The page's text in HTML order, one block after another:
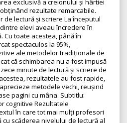
exclusivă a creionului și hârtiei
rezultate remarcabile.
de lectură și scriere La începutul
elevi aveau încredere în
Cu toate acestea, până în
spectaculos la 95%,
ale metodelor tradiționale de
că schimbarea nu a fost impusă
minute de lectură și scriere de
rezultatele au fost rapide,
metodele vechi, reușind
pagini cu mâna. Subtitlu:
cognitive Rezultatele
în care tot mai mulți profesori
scăderea nivelului de lectură al